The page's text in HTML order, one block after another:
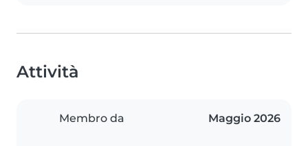
Attività
Membro da Maggio 2026